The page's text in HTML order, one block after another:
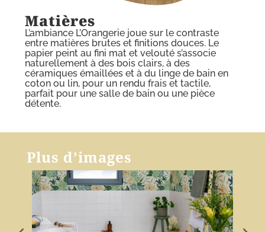
Matières
L’ambiance L’Orangerie joue sur le contraste
entre matières brutes et finitions douces. Le
papier peint au fini mat et velouté s’associe
naturellement à des bois clairs, à des
céramiques émaillées et à du linge de bain en
coton ou lin, pour un rendu frais et tactile,
parfait pour une salle de bain ou une pièce
détente.
Plus d’images